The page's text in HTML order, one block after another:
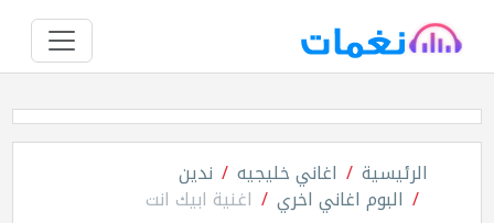
الرئيسية اغاني خليجيه ندين
البوم اغاني اخري اغنية ابيك انت